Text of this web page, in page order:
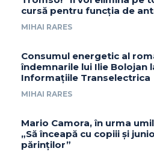
cursă pentru funcția de
MIHAI RARES
Consumul energetic al
îndemnarile lui Ilie Bolojan
Informațiile Transelectrica
MIHAI RARES
Mario Camora, în urma
„Să înceapă cu copiii și
părinților”